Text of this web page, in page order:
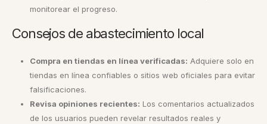
monitorear el progreso.
Consejos de abastecimiento local
Compra en tiendas en línea verificadas: Adquiere solo en
tiendas en línea confiables o sitios web oficiales para evitar
falsificaciones.
Revisa opiniones recientes: Los comentarios actualizados
de los usuarios pueden revelar resultados reales y